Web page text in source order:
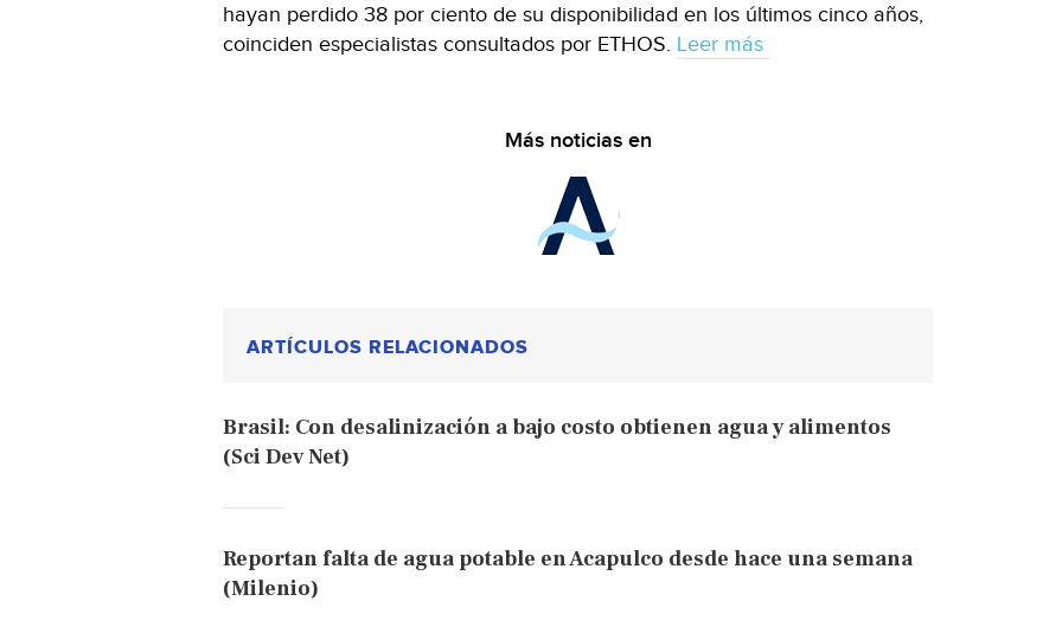
hayan perdido 38 por ciento de su disponibilidad en los últimos cinco años,
coinciden especialistas consultados por ETHOS. Leer más
Más noticias en
ARTÍCULOS RELACIONADOS
Brasil: Con desalinización a bajo costo obtienen agua y alimentos
(Sci Dev Net)
Reportan falta de agua potable en Acapulco desde hace una semana
(Milenio)